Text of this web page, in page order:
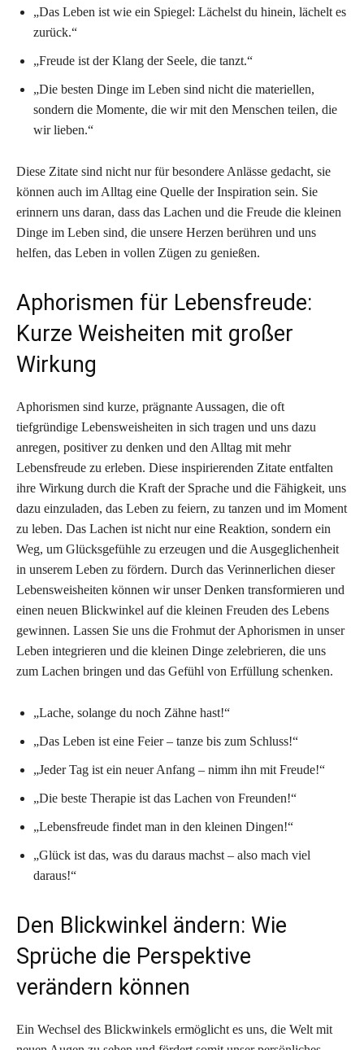
„Das Leben ist wie ein Spiegel: Lächelst du hinein, lächelt es
zurück.“
„Freude ist der Klang der Seele, die tanzt.“
„Die besten Dinge im Leben sind nicht die materiellen,
sondern die Momente, die wir mit den Menschen teilen, die
wir lieben.“
Diese Zitate sind nicht nur für besondere Anlässe gedacht, sie
können auch im Alltag eine Quelle der Inspiration sein. Sie
erinnern uns daran, dass das Lachen und die Freude die kleinen
Dinge im Leben sind, die unsere Herzen berühren und uns
helfen, das Leben in vollen Zügen zu genießen.
Aphorismen für Lebensfreude:
Kurze Weisheiten mit großer
Wirkung
Aphorismen sind kurze, prägnante Aussagen, die oft
tiefgründige Lebensweisheiten in sich tragen und uns dazu
anregen, positiver zu denken und den Alltag mit mehr
Lebensfreude zu erleben. Diese inspirierenden Zitate entfalten
ihre Wirkung durch die Kraft der Sprache und die Fähigkeit, uns
dazu einzuladen, das Leben zu feiern, zu tanzen und im Moment
zu leben. Das Lachen ist nicht nur eine Reaktion, sondern ein
Weg, um Glücksgefühle zu erzeugen und die Ausgeglichenheit
in unserem Leben zu fördern. Durch das Verinnerlichen dieser
Lebensweisheiten können wir unser Denken transformieren und
einen neuen Blickwinkel auf die kleinen Freuden des Lebens
gewinnen. Lassen Sie uns die Frohmut der Aphorismen in unser
Leben integrieren und die kleinen Dinge zelebrieren, die uns
zum Lachen bringen und das Gefühl von Erfüllung schenken.
„Lache, solange du noch Zähne hast!“
„Das Leben ist eine Feier – tanze bis zum Schluss!“
„Jeder Tag ist ein neuer Anfang – nimm ihn mit Freude!“
„Die beste Therapie ist das Lachen von Freunden!“
„Lebensfreude findet man in den kleinen Dingen!“
„Glück ist das, was du daraus machst – also mach viel
daraus!“
Den Blickwinkel ändern: Wie
Sprüche die Perspektive
verändern können
Ein Wechsel des Blickwinkels ermöglicht es uns, die Welt mit